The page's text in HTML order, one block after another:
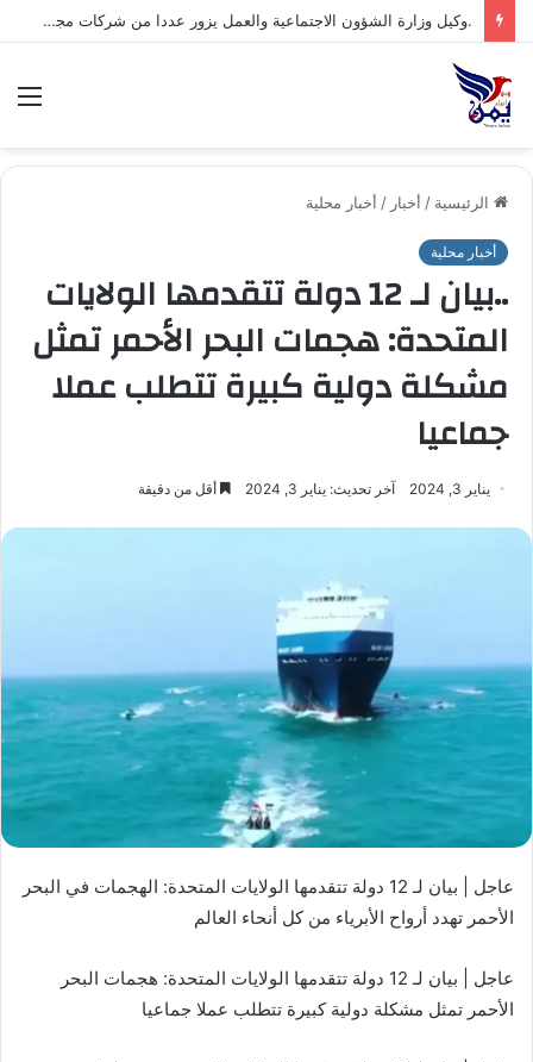
.السلطة المحلية بمحافظة شبوة تبارك العملية العسكرية النوعية للقوات المسلحة اليمنية ضد تحشيدات العدو السعودي
الرئيسية / أخبار / أخبار محلية
أخبار محلية
..بيان لـ 12 دولة تتقدمها الولايات
المتحدة: هجمات البحر الأحمر تمثل
مشكلة دولية كبيرة تتطلب عملا
جماعيا
يناير 3, 2024 آخر تحديث: يناير 3, 2024 أقل من دقيقة
عاجل | بيان لـ 12 دولة تتقدمها الولايات المتحدة: الهجمات في البحر
الأحمر تهدد أرواح الأبرياء من كل أنحاء العالم
عاجل | بيان لـ 12 دولة تتقدمها الولايات المتحدة: هجمات البحر
الأحمر تمثل مشكلة دولية كبيرة تتطلب عملا جماعيا